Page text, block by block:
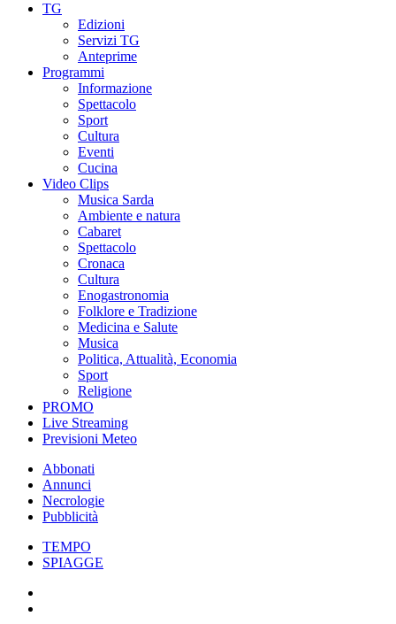
TG
Edizioni
Servizi TG
Anteprime
Programmi
Informazione
Spettacolo
Sport
Cultura
Eventi
Cucina
Video Clips
Musica Sarda
Ambiente e natura
Cabaret
Spettacolo
Cronaca
Cultura
Enogastronomia
Folklore e Tradizione
Medicina e Salute
Musica
Politica, Attualità, Economia
Sport
Religione
PROMO
Live Streaming
Previsioni Meteo
Abbonati
Annunci
Necrologie
Pubblicità
TEMPO
SPIAGGE